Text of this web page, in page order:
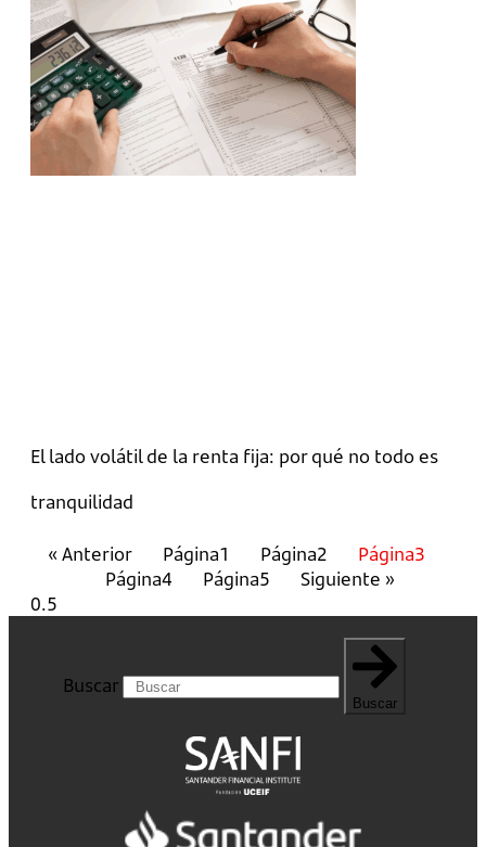
El lado volátil de la renta fija: por qué no todo es
tranquilidad
« Anterior Página1 Página2 Página3
Página4 Página5 Siguiente »
Buscar
Buscar